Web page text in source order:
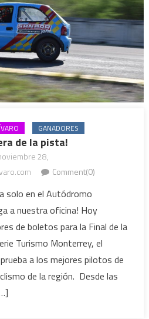
GANADORES
de la pista!
28,
Comment(0)
solo en el Autódromo
a nuestra oficina! Hoy
de boletos para la Final de la
Turismo Monterrey, el
a los mejores pilotos de
de la región. Desde las